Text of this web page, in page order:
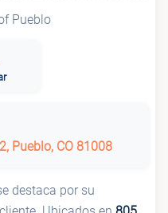
Pueblo, CO 81008
destaca por su